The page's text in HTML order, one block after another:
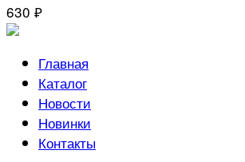
630 ₽
Главная
Каталог
Новости
Новинки
Контакты